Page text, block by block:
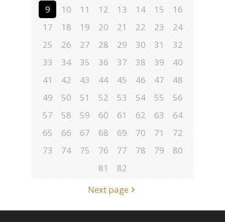
9
10 11 12 13 14 15
16
17
18 19 20 21 22 23
24
25
26 27 28 29 30 31
32
33
34 35 36 37 38 39
40
41
42 43 44 45 46 47
48
49
50 51 52 53 54 55
56
57
58 59 60 61 62 63
64
65
66 67 68 69 70 71
72
73
74 75 76 77 78 79
80
81
82
Next page